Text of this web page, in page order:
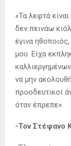
«Τα λεφτά
δεν πεινάω
έγινα
μου. Είχα
να μην
προοδευτικοί
όταν έπρεπε».
-Τον Στέφανο